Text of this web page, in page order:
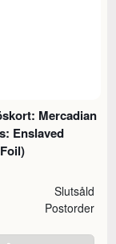
Mercadian
Enslaved
Slutsåld
Postorder